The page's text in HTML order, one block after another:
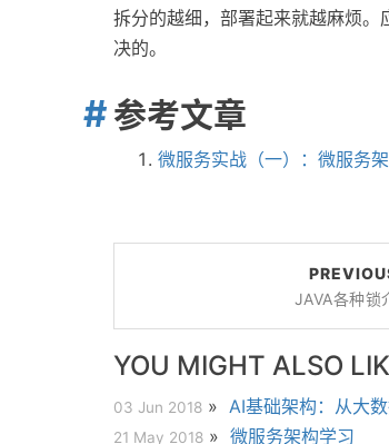
拆分的越细，部署起来就越麻烦
决的。
参考文章
微服务实战（一）：微服务
JAVA各种锁
YOU MIGHT ALSO
03 Jun 2018 » AI基础架构：从大
21 May 2018 » 微服务架构学习